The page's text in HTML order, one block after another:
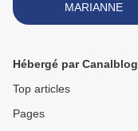
MARIANNE
Hébergé par Canalblog
Top articles
Pages